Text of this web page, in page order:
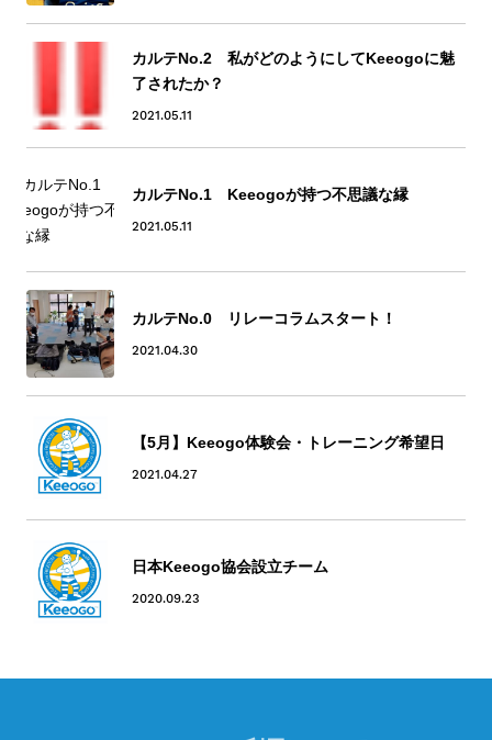
カルテNo.2 私がどのようにしてKeeogoに魅
了されたか？
2021.05.11
カルテNo.1 Keeogoが持つ不思議な縁
2021.05.11
カルテNo.0 リレーコラムスタート！
2021.04.30
【5月】Keeogo体験会・トレーニング希望日
2021.04.27
日本Keeogo協会設立チーム
2020.09.23